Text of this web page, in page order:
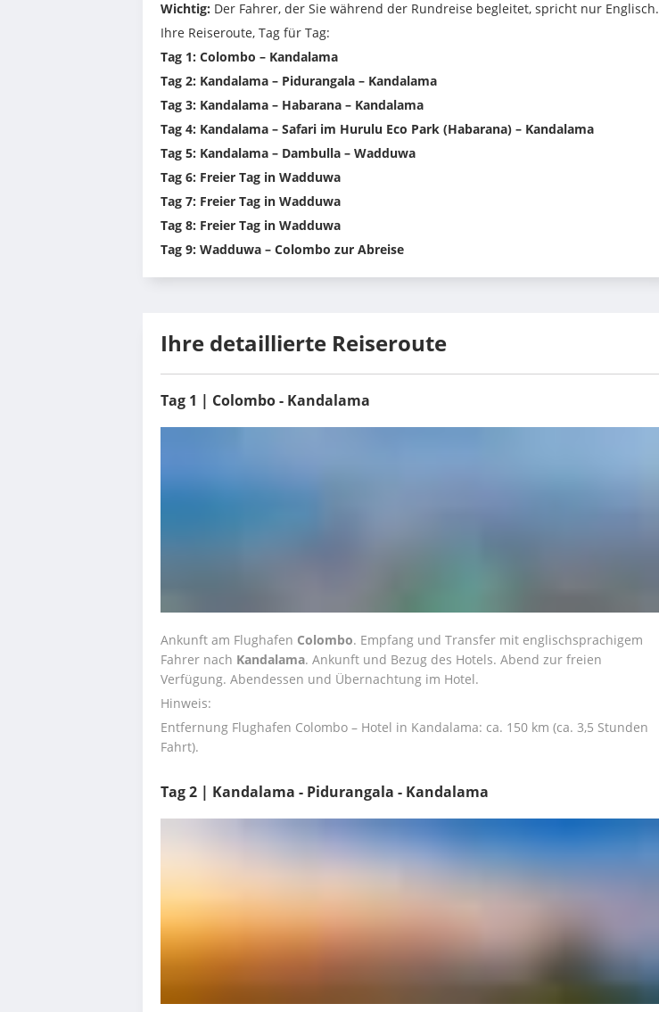
Wichtig: Der Fahrer, der Sie während der Rundreise begleitet, spricht nur Englisch.
Ihre Reiseroute, Tag für Tag:
Tag 1: Colombo – Kandalama
Tag 2: Kandalama – Pidurangala – Kandalama
Tag 3: Kandalama – Habarana – Kandalama
Tag 4: Kandalama – Safari im Hurulu Eco Park (Habarana) – Kandalama
Tag 5: Kandalama – Dambulla – Wadduwa
Tag 6: Freier Tag in Wadduwa
Tag 7: Freier Tag in Wadduwa
Tag 8: Freier Tag in Wadduwa
Tag 9: Wadduwa – Colombo zur Abreise
Ihre detaillierte Reiseroute
Tag 1 | Colombo - Kandalama
Ankunft am Flughafen Colombo. Empfang und Transfer mit englischsprachigem
Fahrer nach Kandalama. Ankunft und Bezug des Hotels. Abend zur freien
Verfügung. Abendessen und Übernachtung im Hotel.
Hinweis:
Entfernung Flughafen Colombo – Hotel in Kandalama: ca. 150 km (ca. 3,5 Stunden
Fahrt).
Tag 2 | Kandalama - Pidurangala - Kandalama